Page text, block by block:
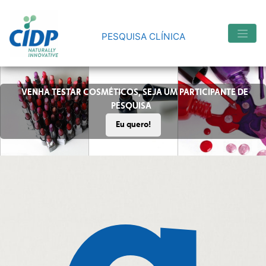
content
PESQUISA CLÍNICA
VENHA TESTAR COSMÉTICOS, SEJA UM PARTICIPANTE DE
PESQUISA
Eu quero!